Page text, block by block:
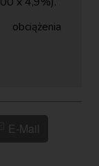
E-Mail